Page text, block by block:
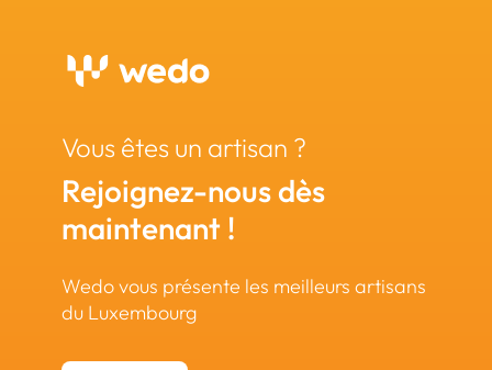
Vous êtes un artisan ?
Rejoignez-nous dès
maintenant !
Wedo vous présente les meilleurs artisans
du Luxembourg